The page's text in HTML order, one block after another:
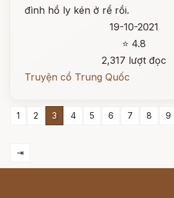
đình hồ ly kén ở rể rồi.
19-10-2021
⭐ 4.8
2,317 lượt đọc
Truyện cổ Trung Quốc
1 2 3 4 5 6 7 8 9
⇥